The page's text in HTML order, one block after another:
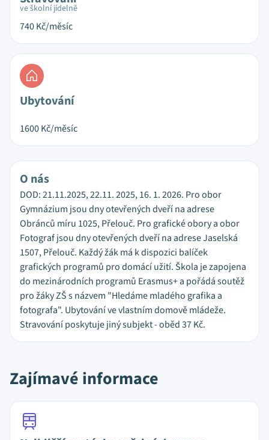
ve školní jídelně
740Kč/měsíc
Ubytování
1600Kč/měsíc
O nás
DOD: 21.11.2025, 22.11. 2025, 16. 1. 2026. Pro obor
Gymnázium jsou dny otevřených dveří na adrese
Obránců míru 1025, Přelouč. Pro grafické obory a obor
Fotograf jsou dny otevřených dveří na adrese Jaselská
1507, Přelouč. Každý žák má k dispozici balíček
grafických programů pro domácí užití. Škola je zapojena
do mezinárodních programů Erasmus+ a pořádá soutěž
pro žáky ZŠ s názvem "Hledáme mladého grafika a
fotografa". Ubytování ve vlastním domově mládeže.
Stravování poskytuje jiný subjekt - oběd 37 Kč.
Zajímavé informace